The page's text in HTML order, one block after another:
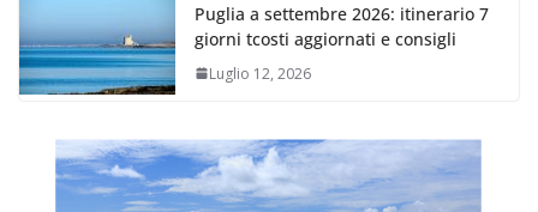
Puglia a settembre 2026: itinerario 7
giorni tcosti aggiornati e consigli
Luglio 12, 2026